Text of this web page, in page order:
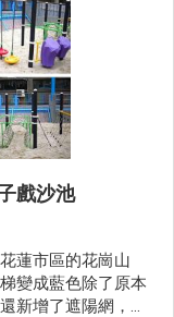
戲沙池
蓮市區的花崗山
變成藍色除了原本
新增了遮陽網，這